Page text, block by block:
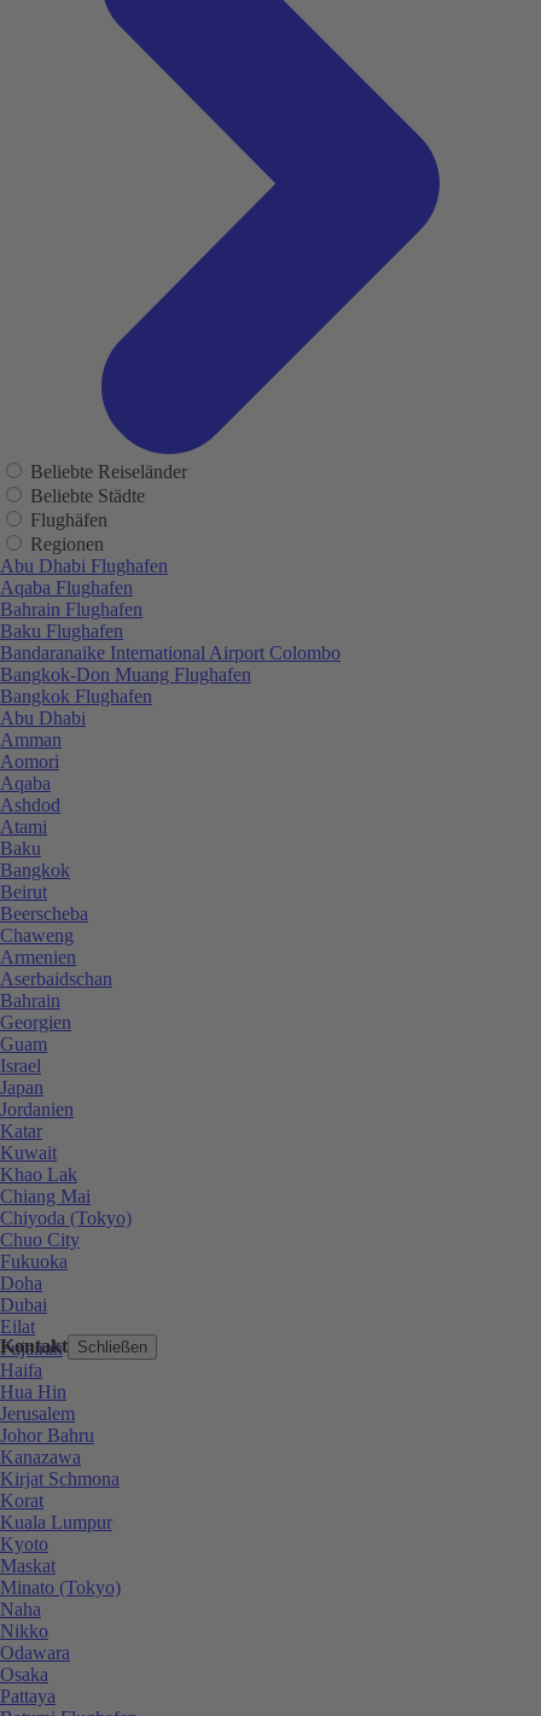
Kontakt Schließen
Beliebte Reiseländer
Beliebte Städte
Flughäfen
Regionen
Abu Dhabi Flughafen
Aqaba Flughafen
Bahrain Flughafen
Baku Flughafen
Bandaranaike International Airport Colombo
Bangkok-Don Muang Flughafen
Bangkok Flughafen
Abu Dhabi
Amman
Aomori
Aqaba
Ashdod
Atami
Baku
Bangkok
Beirut
Beerscheba
Chaweng
Armenien
Aserbaidschan
Bahrain
Georgien
Guam
Israel
Japan
Jordanien
Katar
Kuwait
Khao Lak
Chiang Mai
Chiyoda (Tokyo)
Chuo City
Fukuoka
Doha
Dubai
Eilat
Fujairah
Haifa
Hua Hin
Jerusalem
Johor Bahru
Kanazawa
Kirjat Schmona
Korat
Kuala Lumpur
Kyoto
Maskat
Minato (Tokyo)
Naha
Nikko
Odawara
Osaka
Pattaya